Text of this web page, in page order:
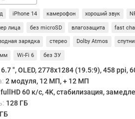
iPhone 14 камерофон хороший звук
лица без microSD влагозащита fast
зарядка стерео Dolby Atmos
мм Wi-Fi 6 без ЗУ
6.7 ", OLED, 2778x1284 (19.5:9), 458 ppi,
2 модуля, 12 МП, + 12 МП
fullHD 60 к/с, 4K, стабилизация,
128 ГБ